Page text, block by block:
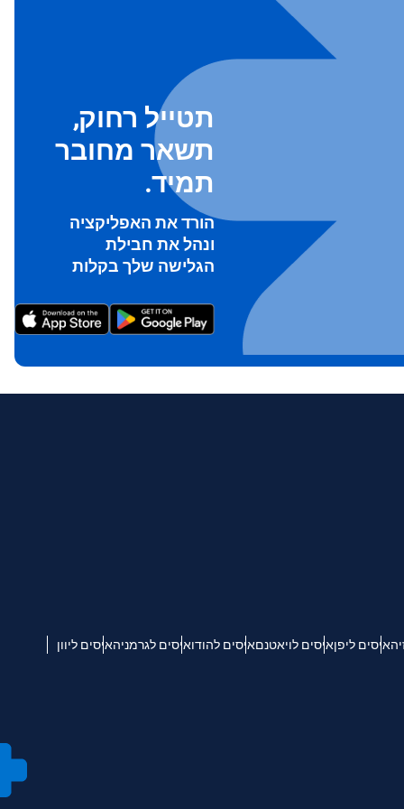
תטייל רחוק,
תשאר מחובר
תמיד.
הורד את האפליקציה
ונהל את חבילת
הגלישה שלך בקלות
איסים ליפןאיסים לויאטנםאיסים להודואיסים לגרמניהאיסים ליוון